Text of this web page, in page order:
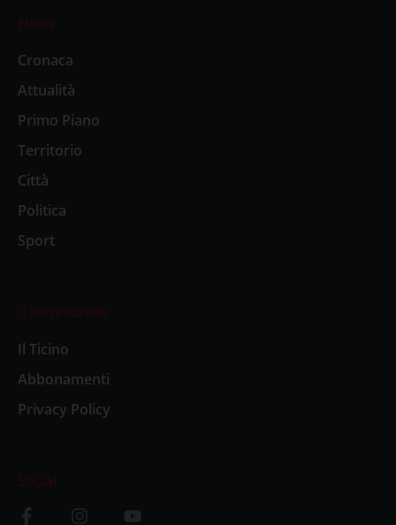
News
Cronaca
Attualità
Primo Piano
Territorio
Città
Politica
Sport
Il settimanale
Il Ticino
Abbonamenti
Privacy Policy
Social